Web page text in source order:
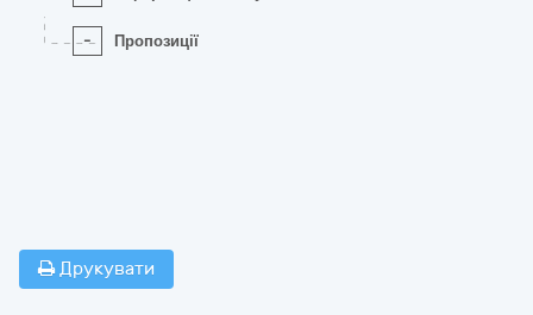
- Пропозиції
Друкувати